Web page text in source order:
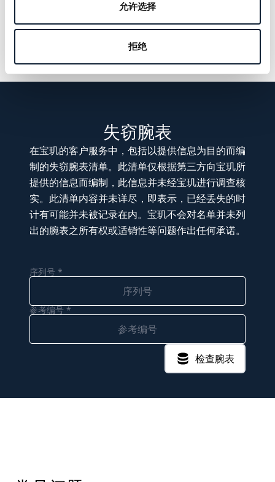
允许选择
拒绝
失窃腕表
在宝玑的客户服务中，包括以提供信息为目的而编
制的失窃腕表清单。此清单仅根据第三方向宝玑所
提供的信息而编制，此信息并未经宝玑进行调查核
实。此清单内容并未详尽，即表示，已经丢失的时
计有可能并未被记录在内。宝玑不会对名单并未列
出的腕表之所有权或适销性等问题作出任何承诺。
序列号 *
参考编号 *
检查腕表